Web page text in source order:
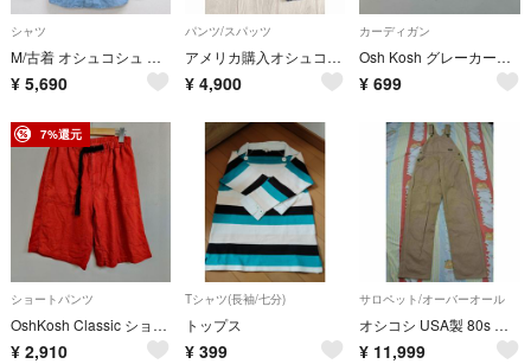
シャツ
M/古着 オシュコシュ 長袖 シャツ メンズ 90年代 90s ロング丈 コットン USA製 ネイビー デニム 26jul30
¥ 5,690
パンツ/スパッツ
アメリカ購入オシュコシュ子供用パンツ古着ヴィンテージ USAブーフーウー ヒス
¥ 4,900
カーディガン
Osh Kosh グレーカーディガン 90cm
¥ 699
7%還元
ショートパンツ
OshKosh Classic ショート ハーフ パンツ 麻 リネン コットン カジュアル 古着 オレンジ S F251
¥ 2,910
Tシャツ(長袖/七分)
トップス
¥ 399
サロペット/オーバーオール
オシコシ USA製 80s オーバーオール 10791ビンテージOSHKOSH
¥ 11,999